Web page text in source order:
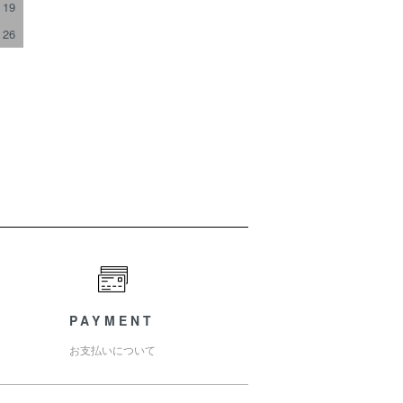
19
26
PAYMENT
お支払いについて